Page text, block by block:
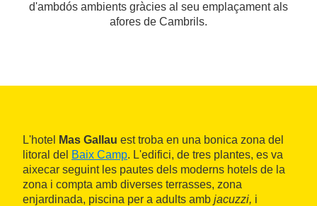
d'ambdós ambients gràcies al seu emplaçament als
afores de Cambrils.
L'hotel Mas Gallau est troba en una bonica zona del
litoral del Baix Camp. L'edifici, de tres plantes, es va
aixecar seguint les pautes dels moderns hotels de la
zona i compta amb diverses terrasses, zona
enjardinada, piscina per a adults amb jacuzzi, i